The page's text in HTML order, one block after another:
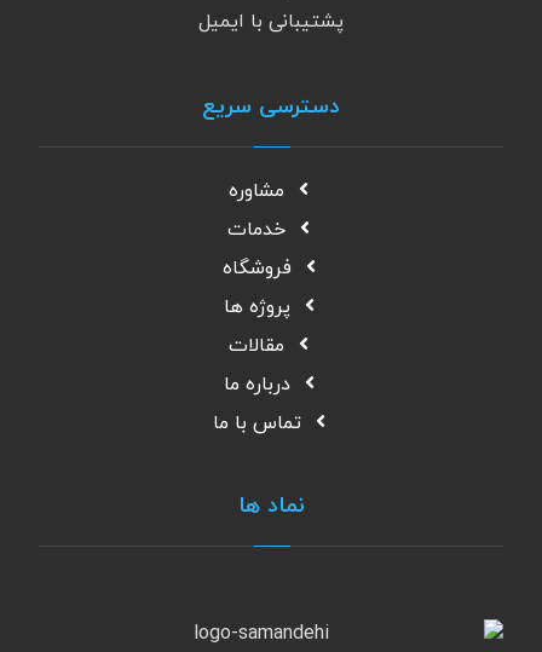
پشتیبانی با ایمیل
دسترسی سریع
مشاوره
خدمات
فروشگاه
پروژه ها
مقالات
درباره ما
تماس با ما
نماد ها